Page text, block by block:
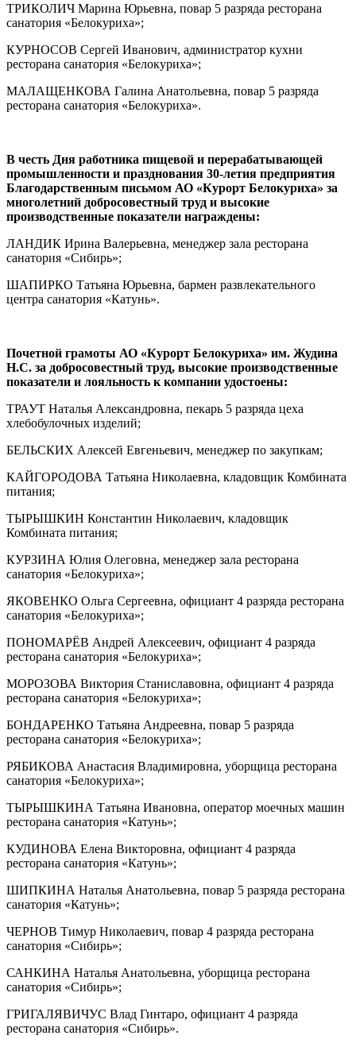
ТРИКОЛИЧ Марина Юрьевна, повар 5 разряда ресторана
санатория «Белокуриха»;
КУРНОСОВ Сергей Иванович, администратор кухни
ресторана санатория «Белокуриха»;
МАЛАЩЕНКОВА Галина Анатольевна, повар 5 разряда
ресторана санатория «Белокуриха».
В честь Дня работника пищевой и перерабатывающей
промышленности и празднования 30-летия предприятия
Благодарственным письмом АО «Курорт Белокуриха» за
многолетний добросовестный труд и высокие
производственные показатели награждены:
ЛАНДИК Ирина Валерьевна, менеджер зала ресторана
санатория «Сибирь»;
ШАПИРКО Татьяна Юрьевна, бармен развлекательного
центра санатория «Катунь».
Почетной грамоты АО «Курорт Белокуриха» им. Жудина
Н.С. за добросовестный труд, высокие производственные
показатели и лояльность к компании удостоены:
ТРАУТ Наталья Александровна, пекарь 5 разряда цеха
хлебобулочных изделий;
БЕЛЬСКИХ Алексей Евгеньевич, менеджер по закупкам;
КАЙГОРОДОВА Татьяна Николаевна, кладовщик Комбината
питания;
ТЫРЫШКИН Константин Николаевич, кладовщик
Комбината питания;
КУРЗИНА Юлия Олеговна, менеджер зала ресторана
санатория «Белокуриха»;
ЯКОВЕНКО Ольга Сергеевна, официант 4 разряда ресторана
санатория «Белокуриха»;
ПОНОМАРЁВ Андрей Алексеевич, официант 4 разряда
ресторана санатория «Белокуриха»;
МОРОЗОВА Виктория Станиславовна, официант 4 разряда
ресторана санатория «Белокуриха»;
БОНДАРЕНКО Татьяна Андреевна, повар 5 разряда
ресторана санатория «Белокуриха»;
РЯБИКОВА Анастасия Владимировна, уборщица ресторана
санатория «Белокуриха»;
ТЫРЫШКИНА Татьяна Ивановна, оператор моечных машин
ресторана санатория «Катунь»;
КУДИНОВА Елена Викторовна, официант 4 разряда
ресторана санатория «Катунь»;
ШИПКИНА Наталья Анатольевна, повар 5 разряда ресторана
санатория «Катунь»;
ЧЕРНОВ Тимур Николаевич, повар 4 разряда ресторана
санатория «Сибирь»;
САНКИНА Наталья Анатольевна, уборщица ресторана
санатория «Сибирь»;
ГРИГАЛЯВИЧУС Влад Гинтаро, официант 4 разряда
ресторана санатория «Сибирь».